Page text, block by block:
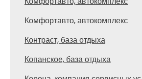
Комфортавто, автокомплекс
Контраст, база отдыха
Копанское, база отдыха